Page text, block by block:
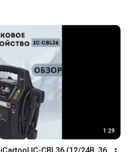
1:29
IC-CBL36 (12/24В, 36